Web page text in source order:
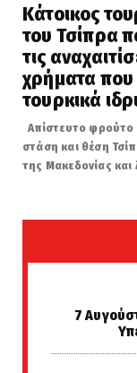
Κάτοικος
του Τσίπρα
τις
χρήματα που
τουρκικά
Απίστευτο φρούτο
στάση και θέση
της Μακεδονίας και
7